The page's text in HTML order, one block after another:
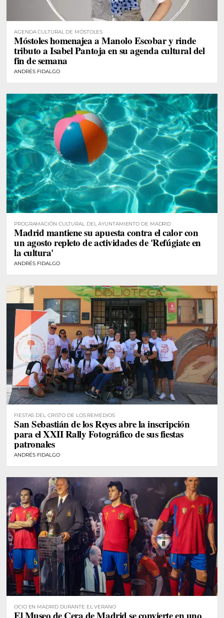
AGENDA CULTURAL DE MÓSTOLES
Móstoles homenajea a Manolo Escobar y rinde
tributo a Isabel Pantoja en su agenda cultural del
fin de semana
ANDRÉS FIDALGO
PROGRAMACIÓN CULTURAL DEL AYUNTAMIENTO DE MADRID
Madrid mantiene su apuesta contra el calor con
un agosto repleto de actividades de 'Refúgiate en
la cultura'
ANDRÉS FIDALGO
FIESTAS DEL CRISTO DE LOS REMEDIOS
San Sebastián de los Reyes abre la inscripción
para el XXII Rally Fotográfico de sus fiestas
patronales
ANDRÉS FIDALGO
OCIO EN MADRID DURANTE EL VERANO